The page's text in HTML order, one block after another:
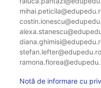
stefan.lefter@edupedu.ro
Notă de informare cu